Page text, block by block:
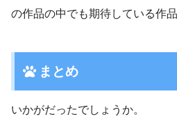
の作品の中でも期待している作品
まとめ
いかがだったでしょうか。